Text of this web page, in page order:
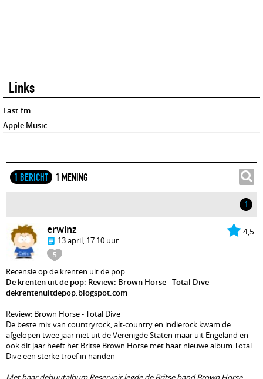
Links
Last.fm
Apple Music
1 BERICHT 1 MENING
1
4,5
5
erwinz
13 april, 17:10 uur
Recensie op de krenten uit de pop:
De krenten uit de pop: Review: Brown Horse - Total Dive -
dekrentenuitdepop.blogspot.com
Review: Brown Horse - Total Dive
De beste mix van countryrock, alt-country en indierock kwam de
afgelopen twee jaar niet uit de Verenigde Staten maar uit Engeland en
ook dit jaar heeft het Britse Brown Horse met haar nieuwe album Total
Dive een sterke troef in handen